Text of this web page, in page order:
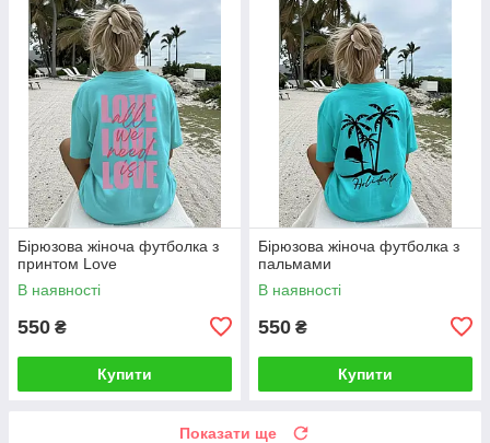
Бірюзова жіноча футболка з
принтом Love
В наявності
550 ₴
Купити
Бірюзова жіноча футболка з
пальмами
В наявності
550 ₴
Купити
Показати ще